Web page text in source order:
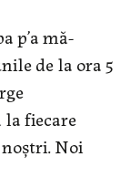
p’a mă-
de la ora 5
fiecare
Noi